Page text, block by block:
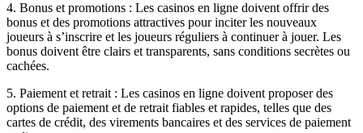
4. Bonus et promotions : Les casinos en ligne doivent offrir des
bonus et des promotions attractives pour inciter les nouveaux
joueurs à s’inscrire et les joueurs réguliers à continuer à jouer. Les
bonus doivent être clairs et transparents, sans conditions secrètes ou
cachées.
5. Paiement et retrait : Les casinos en ligne doivent proposer des
options de paiement et de retrait fiables et rapides, telles que des
cartes de crédit, des virements bancaires et des services de paiement